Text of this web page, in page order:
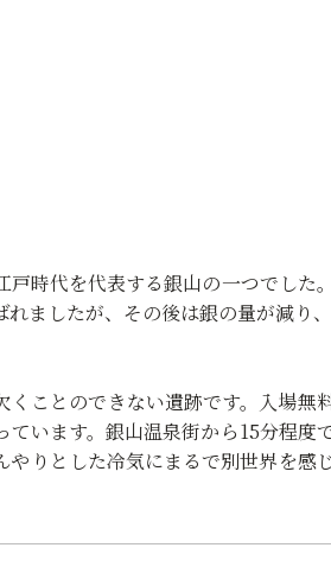
時代を代表する銀山の一つでした
ましたが、その後は銀の量が減り
ことのできない遺跡です。入場無
います。銀山温泉街から15分程度
りとした冷気にまるで別世界を感